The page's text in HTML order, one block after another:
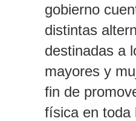
gobierno
distintas
destinadas a
mayores y
fin de
física en toda